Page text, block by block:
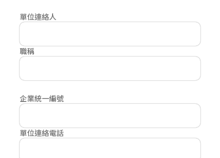
單位連絡人
職稱
企業統一編號
單位連絡電話